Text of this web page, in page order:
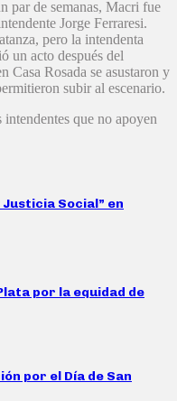
par de semanas, Macri fue
Jorge Ferraresi.
pero la intendenta
un acto después del
Casa Rosada se asustaron y
subir al escenario.
que no apoyen
Social” en
por la equidad de
por el Día de San